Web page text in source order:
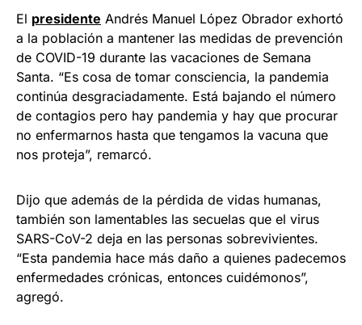
El presidente Andrés Manuel López Obrador exhortó
a la población a mantener las medidas de prevención
de COVID-19 durante las vacaciones de Semana
Santa. “Es cosa de tomar consciencia, la pandemia
continúa desgraciadamente. Está bajando el número
de contagios pero hay pandemia y hay que procurar
no enfermarnos hasta que tengamos la vacuna que
nos proteja”, remarcó.
Dijo que además de la pérdida de vidas humanas,
también son lamentables las secuelas que el virus
SARS-CoV-2 deja en las personas sobrevivientes.
“Esta pandemia hace más daño a quienes padecemos
enfermedades crónicas, entonces cuidémonos”,
agregó.